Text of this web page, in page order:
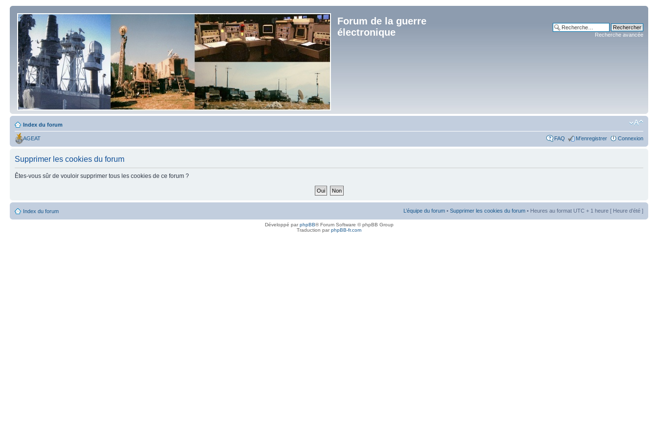
Forum de la guerre
électronique
Recherche avancée
Index du forum
AGEAT FAQ M’enregistrer Connexion
Supprimer les cookies du forum
Êtes-vous sûr de vouloir supprimer tous les cookies de ce forum ?
Index du forum L’équipe du forum • Supprimer les cookies du forum • Heures au format UTC + 1 heure [ Heure d’été ]
Développé parphpBB® Forum Software © phpBB Group
Traduction parphpBB-fr.com